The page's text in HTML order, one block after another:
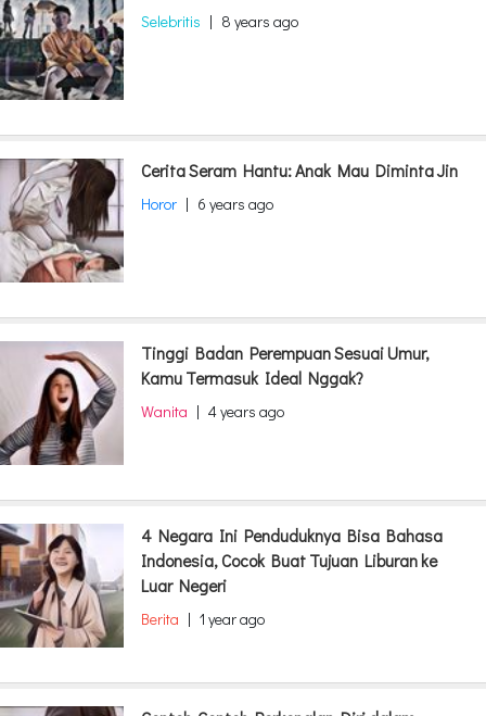
Selebritis | 8 years ago
Cerita Seram Hantu: Anak Mau Diminta Jin
Horor | 6 years ago
Tinggi Badan Perempuan Sesuai Umur,
Kamu Termasuk Ideal Nggak?
Wanita | 4 years ago
4 Negara Ini Penduduknya Bisa Bahasa
Indonesia, Cocok Buat Tujuan Liburan ke
Luar Negeri
Berita | 1 year ago